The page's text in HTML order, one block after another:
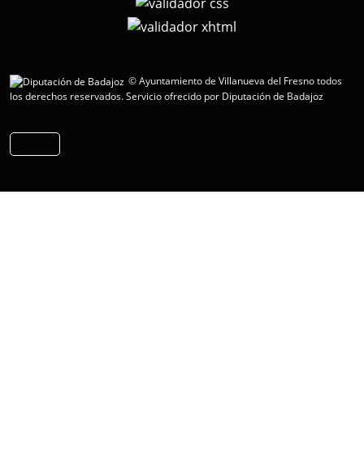
© Ayuntamiento de Villanueva del Fresno todos
los derechos reservados.Servicio ofrecido por Diputación de Badajoz